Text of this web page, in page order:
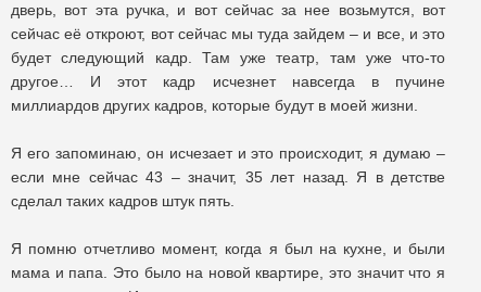
дверь, вот эта ручка, и вот сейчас за нее возьмутся, вот
сейчас её откроют, вот сейчас мы туда зайдем – и все, и это
будет следующий кадр. Там уже театр, там уже что-то
другое… И этот кадр исчезнет навсегда в пучине
миллиардов других кадров, которые будут в моей жизни.
Я его запоминаю, он исчезает и это происходит, я думаю –
если мне сейчас 43 – значит, 35 лет назад. Я в детстве
сделал таких кадров штук пять.
Я помню отчетливо момент, когда я был на кухне, и были
мама и папа. Это было на новой квартире, это значит что я